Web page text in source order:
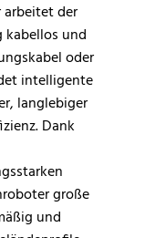
der
kabellos und
oder
intelligente
langlebiger
Dank
große
und